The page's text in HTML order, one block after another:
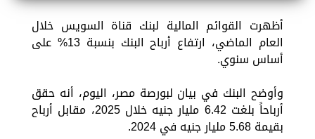
أظهرت القوائم المالية لبنك قناة السويس خلال
العام الماضي، ارتفاع أرباح البنك بنسبة 13% على
أساس سنوي.
وأوضح البنك في بيان لبورصة مصر، اليوم، أنه حقق
أرباحاً بلغت 6.42 مليار جنيه خلال 2025، مقابل أرباح
بقيمة 5.68 مليار جنيه في 2024.